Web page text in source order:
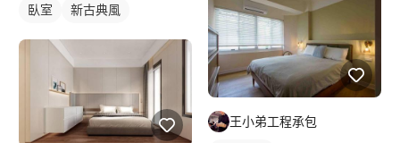
臥室 新古典風
王小弟工程承包